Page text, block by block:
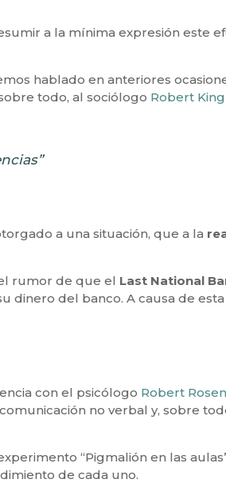
a la mínima expresión este
hablado en anteriores
todo, al sociólogo Robert
a una situación, que a la
rumor de que el Last National
dinero del banco. A causa de
con el psicólogo Robert
no verbal y, sobre
“Pigmalión en las
de cada uno.